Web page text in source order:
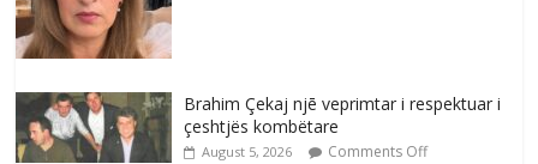
Brahim Çekaj njē veprimtar i respektuar i
çeshtjës kombëtare
August 5, 2026 Comments Off